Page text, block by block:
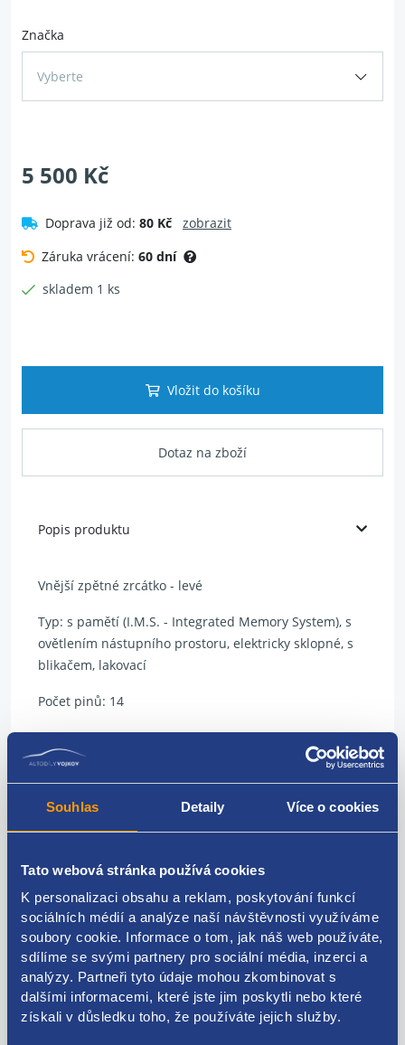
Souhlas Detaily Více o cookies
Tato webová stránka používá cookies
K personalizaci obsahu a reklam, poskytování funkcí
sociálních médií a analýze naší návštěvnosti využíváme
soubory cookie. Informace o tom, jak náš web používáte,
sdílíme se svými partnery pro sociální média, inzerci a
analýzy. Partneři tyto údaje mohou zkombinovat s
dalšími informacemi, které jste jim poskytli nebo které
získali v důsledku toho, že používáte jejich služby.
Značka
Vyberte
5 500 Kč
Doprava již od: 80 Kč
zobrazit
Záruka vrácení: 60 dní
skladem 1 ks
Vložit do košíku
Dotaz na zboží
Popis produktu
Vnější zpětné zrcátko - levé
Typ: s pamětí (I.M.S. - Integrated Memory System), s
ovětlením nástupního prostoru, elektricky sklopné, s
blikačem, lakovací
Počet pinů: 14
HYUNDAI originál: 87610S0060
Fotografie dílu má pouze informativní charakter! Stav
ani barva nemusí odpovídat ilustrativní fotografii. Pro
požadavek do poznámky v objednávce. Případně
kontaktujte předem našeho pracovníka telefonicky
nebo e-mailem.
Z důvodu rychle se měnících podmínek přepravních
společností je u nadrozměrných zásilek cena dopravy
upřesněna až při akceptování objednávky. Pokud
bude cena přepravy navýšena, budete před